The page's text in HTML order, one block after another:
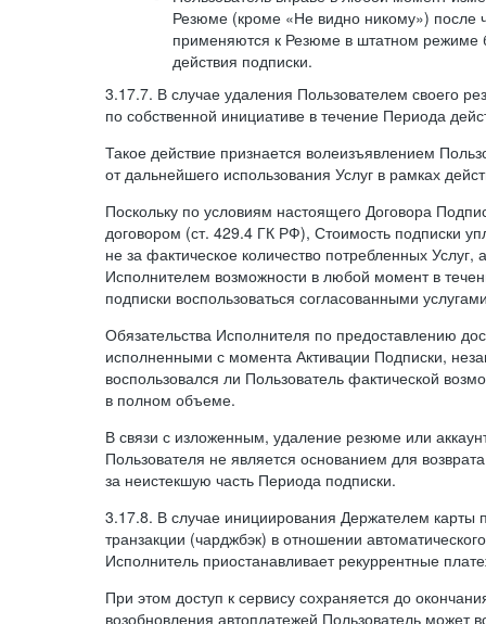
Резюме (кроме «Не видно никому») после
применяются к Резюме в штатном режиме
действия подписки.
3.17.7. В случае удаления Пользователем своего
по собственной инициативе в течение Периода
Такое действие признается волеизъявлением
от дальнейшего использования Услуг в рамках
Поскольку по условиям настоящего Договора
договором (ст. 429.4 ГК РФ), Стоимость подписки
не за фактическое количество потребленных Услуг,
Исполнителем возможности в любой момент в
подписки воспользоваться согласованными
Обязательства Исполнителя по предоставлению
исполненными с момента Активации Подписки,
воспользовался ли Пользователь фактической
в полном объеме.
В связи с изложенным, удаление резюме или
Пользователя не является основанием для
за неистекшую часть Периода подписки.
3.17.8. В случае инициирования Держателем карты
транзакции (чарджбэк) в отношении
Исполнитель приостанавливает рекуррентные
При этом доступ к сервису сохраняется до
возобновления автоплатежей Пользователь может